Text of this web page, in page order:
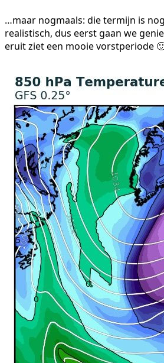
…maar nogmaals: die termijn is
realistisch, dus eerst gaan we
eruit ziet een mooie vorstperiode